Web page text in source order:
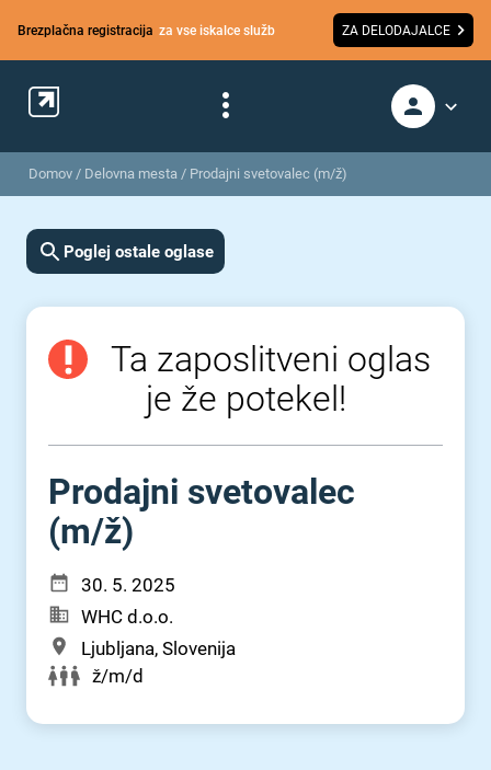
Brezplačna registracija za vse iskalce služb ZA DELODAJALCE
Domov / Delovna mesta / Prodajni svetovalec (m/ž)
Poglej ostale oglase
Ta zaposlitveni oglas
je že potekel!
Prodajni svetovalec
(m⁠/⁠ž)
30. 5. 2025
WHC d.o.o.
Ljubljana, Slovenija
ž/m/d